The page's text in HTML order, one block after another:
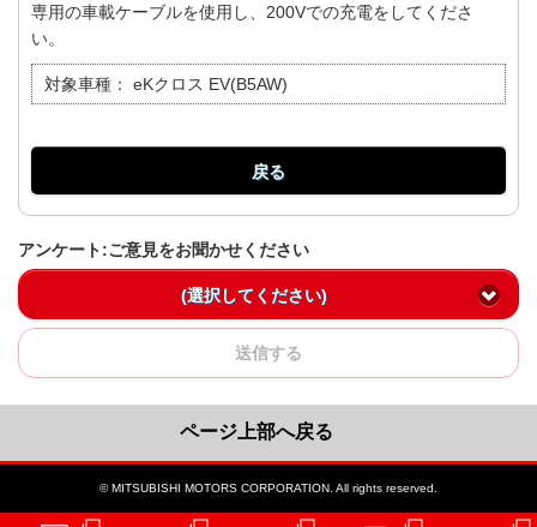
専用の車載ケーブルを使用し、200Vでの充電をしてくださ
い。
対象車種： eKクロス EV(B5AW)
戻る
アンケート:ご意見をお聞かせください
(選択してください)
送信する
ページ上部へ戻る
© MITSUBISHI MOTORS CORPORATION. All rights reserved.